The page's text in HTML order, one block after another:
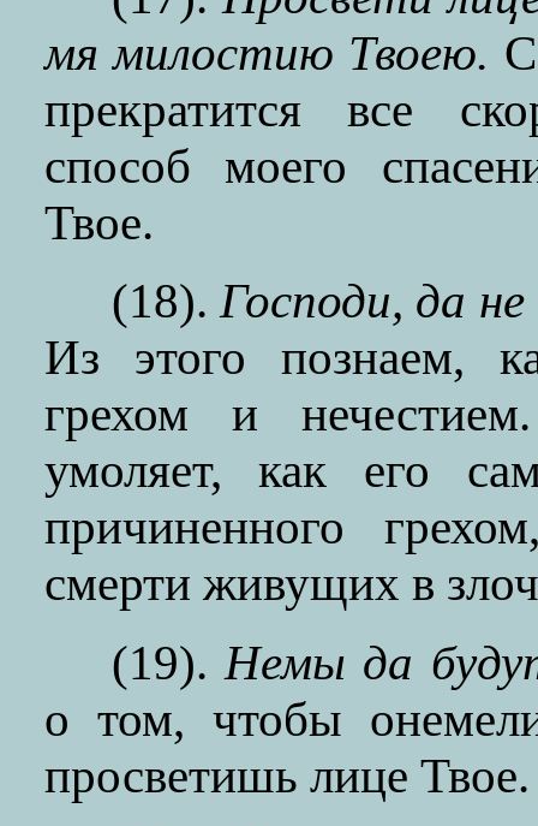
мя милостию Твоею.
прекратится все
способ моего
Твое.
(18).Господи, да
Из этого познаем,
грехом и
умоляет, как его
причиненного
смерти живущих в
(19).Немы да
о том, чтобы
просветишь лице Твое.